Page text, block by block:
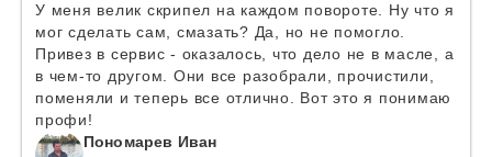
У меня велик скрипел на каждом повороте. Ну что я
мог сделать сам, смазать? Да, но не помогло.
Привез в сервис - оказалось, что дело не в масле, а
в чем-то другом. Они все разобрали, прочистили,
поменяли и теперь все отлично. Вот это я понимаю
профи!
Пономарев Иван